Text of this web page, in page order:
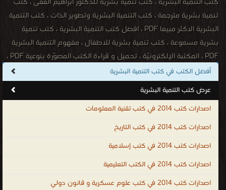
تنمية بشرية مترجمة ، كتب التنمية البشرية وتطوير الذات ، كتب التنمية
البشرية الاكثر مبيعا PDF ، افضل كتب التنمية البشرية ، كتب تنمية
بشرية مسموعة ، كتب تنمية بشرية للاطفال ، مفهوم التنمية البشرية
PDF ، المكتبة الإلكترونيّة ، تحميل و قراءة الكتب المصوّرة بنوعية PDF ،
مجموعة كتب قيمة للدكتور إبراهيم الفقى ، كتب لرواد التنمية البشرية
فى العالم ، أفضل الكتب للتنمية البشــرية ، مقالات تنمية بشرية ، موارد
تنمية بشرية ، صندوق التنمية البشرية ، كتب تنمية بشرية اجنبية ، كتب
تنمية بشرية اجنبية مترجمة ، كتاب تطوير الذات والشخصية والنجاح
واتخاذ القرارات PDF ، كتب تطوير الذات وبناء الشخصية ، كتب تنمية
kutub ، التنمية البشرية
أفضل الكتب في كتب التنمية البشرية
عرض كتب التنمية البشرية
اصدارات كتب 2014 في كتب تقنية المعلومات
اصدارات كتب 2014 في كتب التاريخ
اصدارات كتب 2014 في كتب إسلامية
اصدارات كتب 2014 في الكتب التعليمية
اصدارات كتب 2014 في كتب علوم عسكرية و قانون دولي